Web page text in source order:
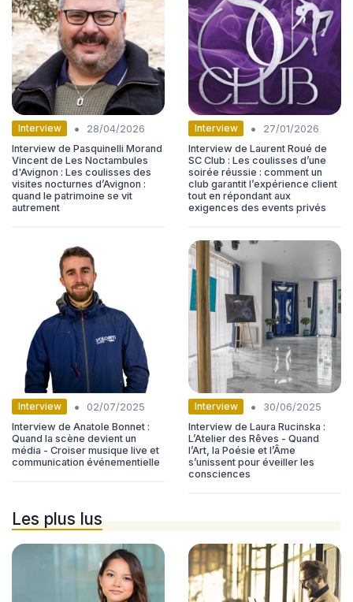
Interview •
28/04/2026
Interview de Pasquinelli Morand
Vincent de Les Noctambules
d'Avignon : Les coulisses des
visites nocturnes d’Avignon :
quand le patrimoine se vit
autrement
Interview •
27/01/2026
Interview de Laurent Roué de
SC Club : Les coulisses d’une
soirée réussie : comment un
club garantit l’expérience client
tout en répondant aux
exigences des events privés
Interview •
02/07/2025
Interview de Anatole Bonnet :
Quand la scène devient un
média - Croiser musique live et
communication événementielle
Interview •
30/06/2025
Interview de Laura Rucinska :
L’Atelier des Rêves - Quand
l’Art, la Poésie et l’Âme
s’unissent pour éveiller les
consciences
Les plus lus